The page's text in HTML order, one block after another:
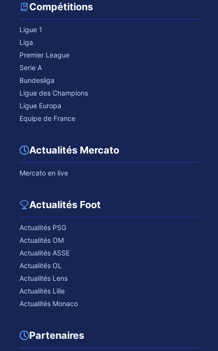
Compétitions
Ligue 1
Liga
Premier League
Serie A
Bundesliga
Ligue des Champions
Ligue Europa
Equipe de France
Actualités Mercato
Mercato en live
Actualités Foot
Actualités PSG
Actualités OM
Actualités ASSE
Actualités OL
Actualités Lens
Actualités Lille
Actualités Monaco
Partenaires